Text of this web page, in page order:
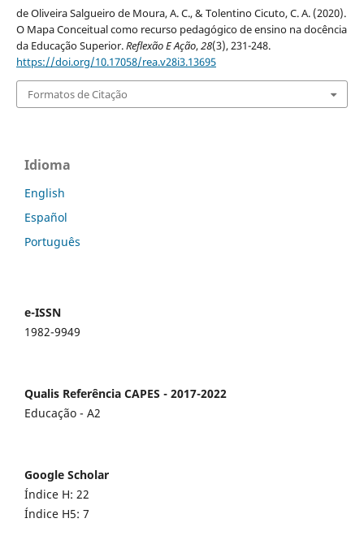
de Oliveira Salgueiro de Moura, A. C., & Tolentino Cicuto, C. A. (2020).
O Mapa Conceitual como recurso pedagógico de ensino na docência
da Educação Superior.Reflexão E Ação,28(3), 231-248.
https://doi.org/10.17058/rea.v28i3.13695
Formatos de Citação
Idioma
English
Español
Português
e-ISSN
1982-9949
Qualis Referência CAPES - 2017-2022
Educação - A2
Google Scholar
Índice H: 22
Índice H5: 7